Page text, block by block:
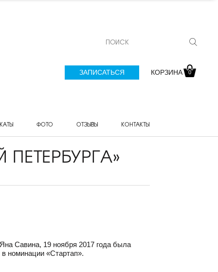
ЗАПИСАТЬСЯ КОРЗИНА 0
ФОТО ОТЗЫВЫ КОНТАКТЫ
Савина, 19 ноября 2017 года была
номинации «Стартап».